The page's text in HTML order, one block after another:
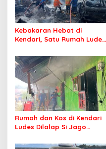
Kebakaran Hebat di
Kendari, Satu Rumah Ludes
Rumah dan Kos di Kendari
Ludes Dilalap Si Jago